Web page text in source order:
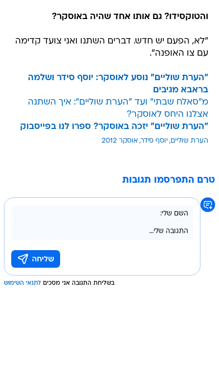
והטוקסידו? גם אותו אחד שהיה באוסקר?
"לא, הפעם יש חדש. דברים השתנו ואני צועד קדימה
עם צו האופנה".
"הערת שוליים" נוסע לאוסקר: יוסף סידר ושלמה
בראבא מגיבים
מ"סאלח שבתי" ועד "הערת שוליים": איך השתנה
אצלנו היחס לאוסקר?
"הערת שוליים" יזכה באוסקר? ספרו לנו בפייסבוק
הערת שוליים יוסף סידר אוסקר 2012
טרם התפרסמו תגובות
בשליחת התגובה אני מסכים לתנאי השימוש